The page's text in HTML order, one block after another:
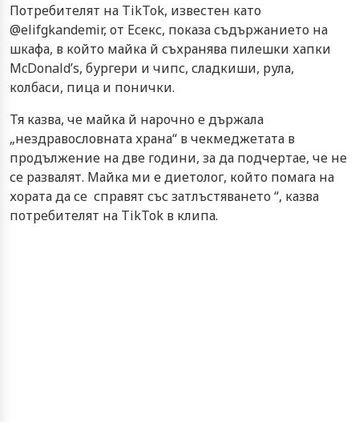
Потребителят на TikTok, известен като
@elifgkandemir, от Есекс, показа съдържанието на
шкафа, в който майка й съхранява пилешки хапки
McDonald’s, бургери и чипс, сладкиши, рула,
колбаси, пица и понички.
Тя казва, че майка й нарочно е държала
„нездравословната храна“ в чекмеджетата в
продължение на две години, за да подчертае, че не
се развалят. Майка ми е диетолог, който помага на
хората да се справят със затлъстяването “, казва
потребителят на TikTok в клипа.